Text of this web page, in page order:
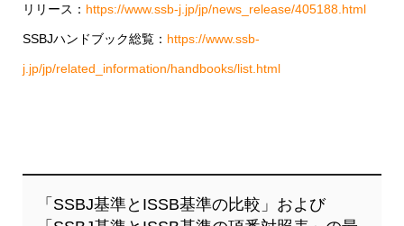
リリース： https://www.ssb-j.jp/jp/news_release/405188.html
SSBJハンドブック総覧： https://www.ssb-
j.jp/jp/related_information/handbooks/list.html
「SSBJ基準とISSB基準の比較」および